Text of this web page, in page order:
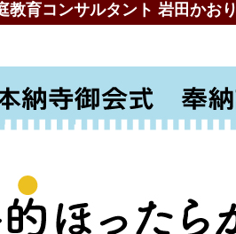
教育コンサルタント 岩田かおり